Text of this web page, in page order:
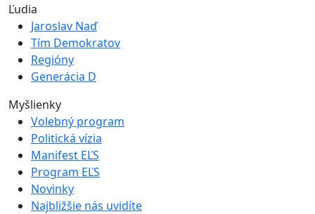
Ľudia
Jaroslav Naď
Tím Demokratov
Regióny
Generácia D
Myšlienky
Volebný program
Politická vízia
Manifest EĽS
Program EĽS
Novinky
Najbližšie nás uvidíte